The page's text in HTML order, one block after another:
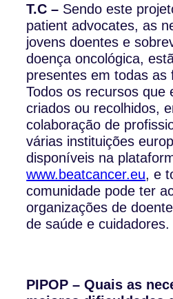
T.C – Sendo este
patient advocates, as
jovens doentes e
doença oncológica,
presentes em todas as
Todos os recursos que
criados ou recolhidos,
colaboração de
várias instituições
disponíveis na
www.beatcancer.eu, e
comunidade pode ter
organizações de
de saúde e cuidadores.
PIPOP – Quais as